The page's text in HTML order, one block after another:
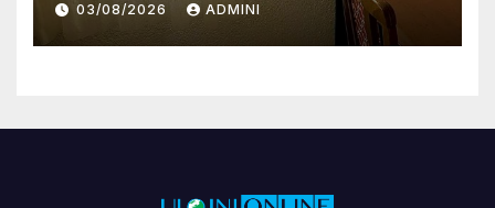
03/08/2026 ADMINI